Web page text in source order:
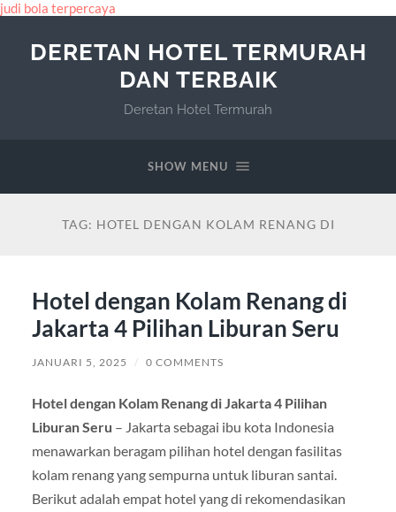
judi bola terpercaya
DERETAN HOTEL TERMURAH
DAN TERBAIK
Deretan Hotel Termurah
SHOW MENU
TAG: HOTEL DENGAN KOLAM RENANG DI
Hotel dengan Kolam Renang di
Jakarta 4 Pilihan Liburan Seru
JANUARI 5, 2025 / 0 COMMENTS
Hotel dengan Kolam Renang di Jakarta 4 Pilihan
Liburan Seru – Jakarta sebagai ibu kota Indonesia
menawarkan beragam pilihan hotel dengan fasilitas
kolam renang yang sempurna untuk liburan santai.
Berikut adalah empat hotel yang di rekomendasikan